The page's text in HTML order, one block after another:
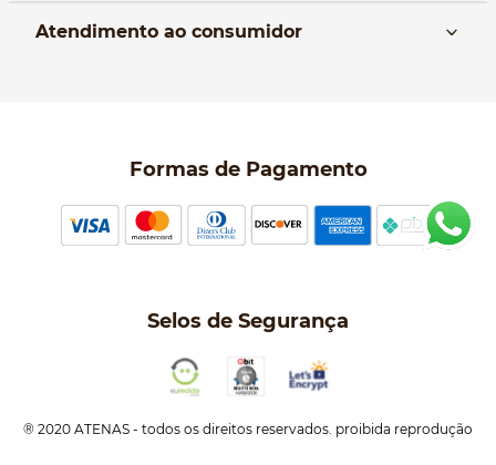
Atendimento ao consumidor
Política de Privacidade
Perguntas frequentes
Formas de Pagamento
Selos de Segurança
® 2020 ATENAS - todos os direitos reservados. proibida reprodução